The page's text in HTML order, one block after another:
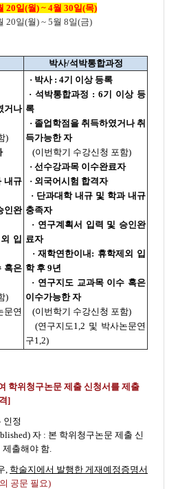
20일(월) ~ 4월 30일(목)
20일(월) ~ 5월 8일(금)
박사/석박통합과정
거나
)
내규
인완
입
혹은
)
문연
· 박사 : 4기 이상 등록
· 석박통합과정 : 6기 이상 등
록
· 졸업학점을 취득하였거나 취
득가능한 자
(이번학기 수강신청 포함)
· 선수강과목 이수완료자
· 외국어시험 합격자
· 단과대학 내규 및 학과 내규
충족자
· 연구계획서 입력 및 승인완
료자
·재학연한이내: 휴학제외 입
학 후 9년
· 연구지도 교과목 이수 혹은
이수가능한 자
(이번학기 수강신청 포함)
(연구지도1,2 및 박사논문연
구1,2)
학위청구논문 제출 신청서를 제출
]
인정
자 : 본 학위청구논문 제출 신
제출해야 함.
, 학술지에서 발행한 게재예정증명서
공문 필요)